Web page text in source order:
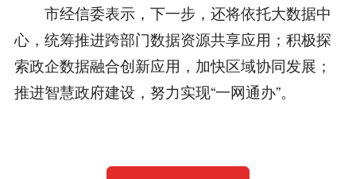
市经信委表示，下一步，还将依托大数据中
心，统筹推进跨部门数据资源共享应用；积极探
索政企数据融合创新应用，加快区域协同发展；
推进智慧政府建设，努力实现“一网通办”。